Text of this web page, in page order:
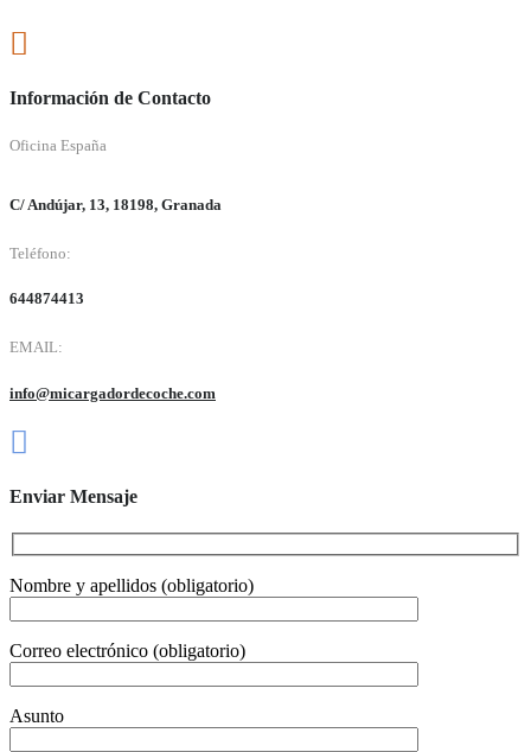
Información de Contacto
Oficina España
C/ Andújar, 13, 18198, Granada
Teléfono:
644874413
EMAIL:
info@micargadordecoche.com
Enviar Mensaje
Nombre y apellidos (obligatorio)
Correo electrónico (obligatorio)
Asunto